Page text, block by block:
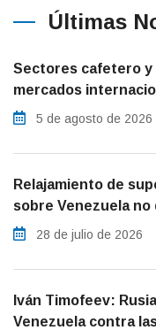
Últimas
Sectores cafetero y
mercados
5 de agosto de 2026
Relajamiento de
sobre Venezuela no
28 de julio de 2026
Iván Timofeev:
Venezuela contra